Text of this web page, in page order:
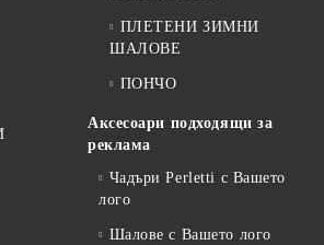
ПЛЕТЕНИ ЗИМНИ
ШАЛОВЕ
ПОНЧО
Аксесоари подходящи за
реклама
Чадъри Perletti с Вашето
лого
Шалове с Вашето лого